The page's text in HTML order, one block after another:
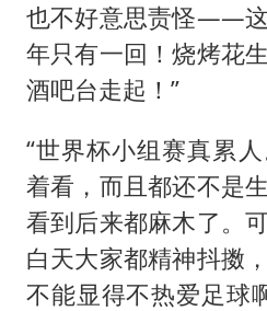
也不好意思责怪——
年只有一回！烧烤花
酒吧台走起！”
“世界杯小组赛真累
着看，而且都还不是
看到后来都麻木了。
白天大家都精神抖擞
不能显得不热爱足球